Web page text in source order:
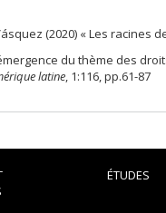
(2020) « Les racines
du thème des
latine, 1:116, pp.61-87
ÉTUDES